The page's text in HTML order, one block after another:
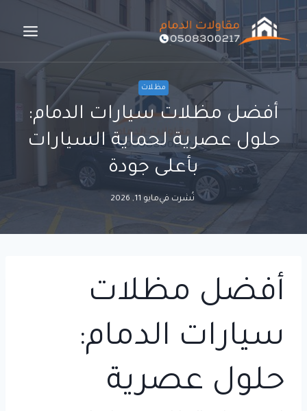
التجاوز
مظلات
أفضل مظلات سيارات الدمام:
حلول عصرية لحماية السيارات
بأعلى جودة
نُشرت فيمايو 11, 2026
أفضل مظلات
سيارات الدمام:
حلول عصرية